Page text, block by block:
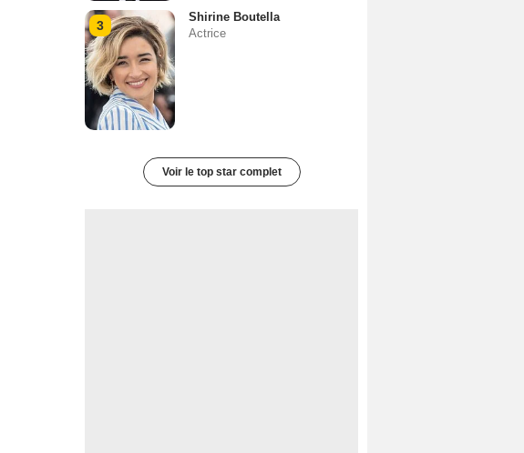
3
Shirine Boutella
Actrice
Voir le top star complet